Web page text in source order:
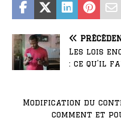
Les lois
: ce qu’il
Modification du
comment et